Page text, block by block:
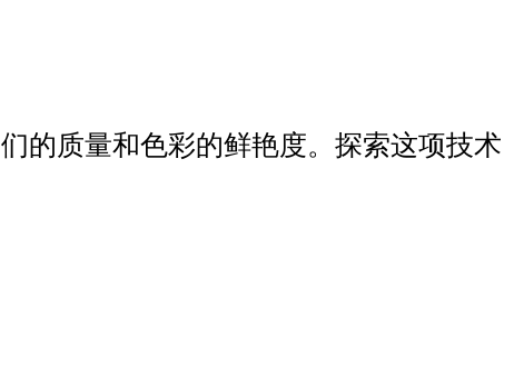
的质量和色彩的鲜艳度。探索这项技术